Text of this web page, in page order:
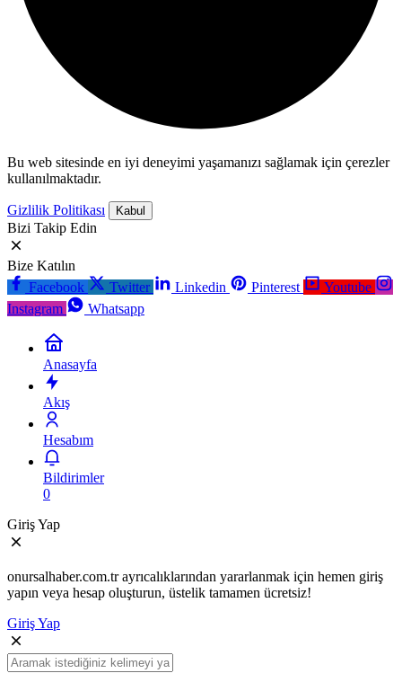
Bu web sitesinde en iyi deneyimi yaşamanızı sağlamak için çerezler
kullanılmaktadır.
Gizlilik Politikası Kabul
Bizi Takip Edin
Bize Katılın
Facebook
Twitter Linkedin Pinterest
Youtube
Instagram
Whatsapp
Anasayfa
Akış
Hesabım
Bildirimler
0
Giriş Yap
onursalhaber.com.tr ayrıcalıklarından yararlanmak için hemen giriş
yapın veya hesap oluşturun, üstelik tamamen ücretsiz!
Giriş Yap